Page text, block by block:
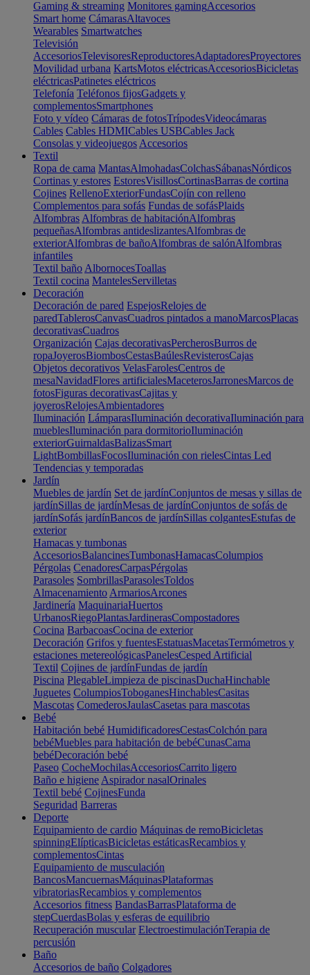
Gaming & streaming Monitores gamingAccesorios
Smart home CámarasAltavoces
Wearables Smartwatches
Televisión
AccesoriosTelevisoresReproductoresAdaptadoresProyectores
Movilidad urbana KartsMotos eléctricasAccesoriosBicicletas
eléctricasPatinetes eléctricos
Telefonía Teléfonos fijosGadgets y
complementosSmartphones
Foto y vídeo Cámaras de fotosTrípodesVideocámaras
Cables Cables HDMICables USBCables Jack
Consolas y videojuegos Accesorios
Textil
Ropa de cama MantasAlmohadasColchasSábanasNórdicos
Cortinas y estores EstoresVisillosCortinasBarras de cortina
Cojines RellenoExteriorFundasCojín con relleno
Complementos para sofás Fundas de sofásPlaids
Alfombras Alfombras de habitaciónAlfombras
pequeñasAlfombras antideslizantesAlfombras de
exteriorAlfombras de bañoAlfombras de salónAlfombras
infantiles
Textil baño AlbornocesToallas
Textil cocina MantelesServilletas
Decoración
Decoración de pared EspejosRelojes de
paredTablerosCanvasCuadros pintados a manoMarcosPlacas
decorativasCuadros
Organización Cajas decorativasPercherosBurros de
ropaJoyerosBiombosCestasBaúlesRevisterosCajas
Objetos decorativos VelasFarolesCentros de
mesaNavidadFlores artificialesMaceterosJarronesMarcos de
fotosFiguras decorativasCajitas y
joyerosRelojesAmbientadores
Iluminación LámparasIluminación decorativaIluminación para
mueblesIluminación para dormitorioIluminación
exteriorGuirnaldasBalizasSmart
LightBombillasFocosIluminación con rielesCintas Led
Tendencias y temporadas
Jardín
Muebles de jardín Set de jardínConjuntos de mesas y sillas de
jardínSillas de jardínMesas de jardínConjuntos de sofás de
jardínSofás jardínBancos de jardínSillas colgantesEstufas de
exterior
Hamacas y tumbonas
AccesoriosBalancinesTumbonasHamacasColumpios
Pérgolas CenadoresCarpasPérgolas
Parasoles SombrillasParasolesToldos
Almacenamiento ArmariosArcones
Jardinería MaquinariaHuertos
UrbanosRiegoPlantasJardinerasCompostadores
Cocina BarbacoasCocina de exterior
Decoración Grifos y fuentesEstatuasMacetasTermómetros y
estaciones metereológicasPanelesCesped Artificial
Textil Cojines de jardínFundas de jardín
Piscina PlegableLimpieza de piscinasDuchaHinchable
Juguetes ColumpiosToboganesHinchablesCasitas
Mascotas ComederosJaulasCasetas para mascotas
Bebé
Habitación bebé HumidificadoresCestasColchón para
bebéMuebles para habitación de bebéCunasCama
bebéDecoración bebé
Paseo CocheMochilasAccesoriosCarrito ligero
Baño e higiene Aspirador nasalOrinales
Textil bebé CojinesFunda
Seguridad Barreras
Deporte
Equipamiento de cardio Máquinas de remoBicicletas
spinningElípticasBicicletas estáticasRecambios y
complementosCintas
Equipamiento de musculación
BancosMancuernasMáquinasPlataformas
vibratoriasRecambios y complementos
Accesorios fitness BandasBarrasPlataforma de
stepCuerdasBolas y esferas de equilibrio
Recuperación muscular ElectroestimulaciónTerapia de
percusión
Baño
Accesorios de baño Colgadores